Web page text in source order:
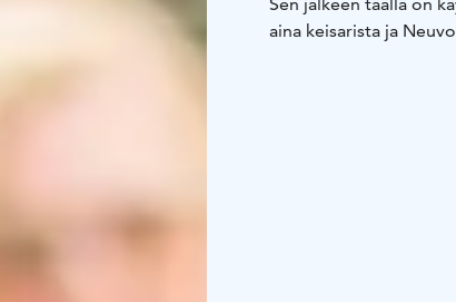
aina keisarista ja
Opastettu